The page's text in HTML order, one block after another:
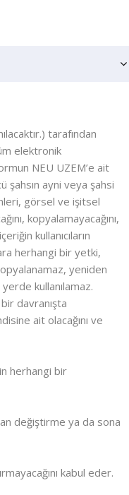
tarafından
elektronik
NEU UZEM’e ait
şahsın ayni veya şahsi
görsel ve işitsel
kopyalamayacağını,
kullanıcıların
herhangi bir yetki,
yeniden
kullanılamaz.
davranışta
ait olacağını ve
herhangi bir
değiştirme ya da sona
kabul eder.